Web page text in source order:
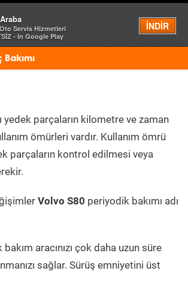
Servis Hizmetleri
- In Google Play
İNDİR
Menü
yedek parçaların kilometre ve zaman
ömürleri vardır. Kullanım ömrü
parçaların kontrol edilmesi veya
Volvo S80 periyodik bakımı adı
aracınızı çok daha uzun süre
sağlar. Sürüş emniyetini üst